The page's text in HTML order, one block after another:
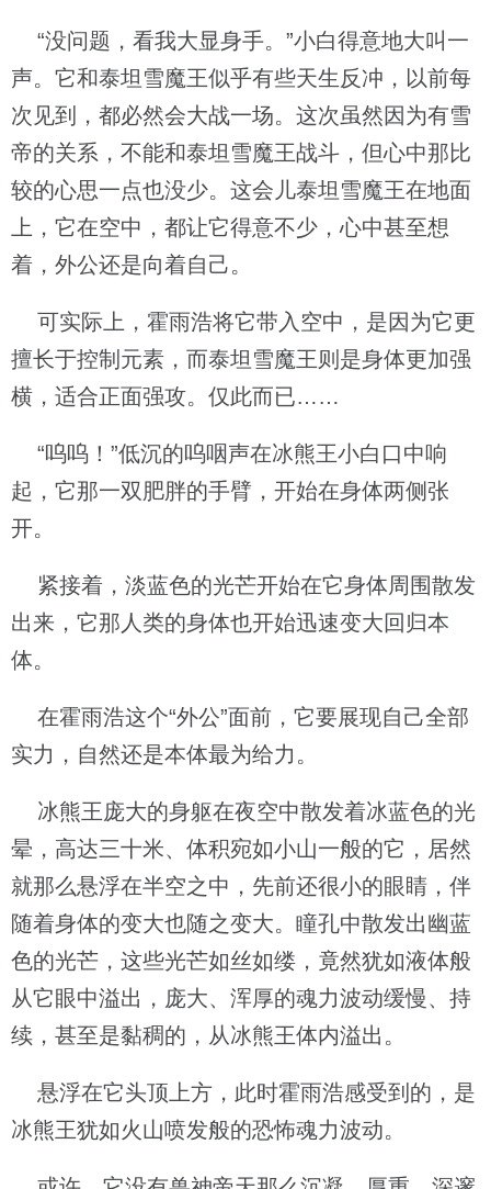
“没问题，看我大显身手。”小白得意地大叫一
声。它和泰坦雪魔王似乎有些天生反冲，以前每
次见到，都必然会大战一场。这次虽然因为有雪
帝的关系，不能和泰坦雪魔王战斗，但心中那比
较的心思一点也没少。这会儿泰坦雪魔王在地面
上，它在空中，都让它得意不少，心中甚至想
着，外公还是向着自己。
可实际上，霍雨浩将它带入空中，是因为它更
擅长于控制元素，而泰坦雪魔王则是身体更加强
横，适合正面强攻。仅此而已……
“呜呜！”低沉的呜咽声在冰熊王小白口中响
起，它那一双肥胖的手臂，开始在身体两侧张
开。
紧接着，淡蓝色的光芒开始在它身体周围散发
出来，它那人类的身体也开始迅速变大回归本
体。
在霍雨浩这个“外公”面前，它要展现自己全部
实力，自然还是本体最为给力。
冰熊王庞大的身躯在夜空中散发着冰蓝色的光
晕，高达三十米、体积宛如小山一般的它，居然
就那么悬浮在半空之中，先前还很小的眼睛，伴
随着身体的变大也随之变大。瞳孔中散发出幽蓝
色的光芒，这些光芒如丝如缕，竟然犹如液体般
从它眼中溢出，庞大、浑厚的魂力波动缓慢、持
续，甚至是黏稠的，从冰熊王体内溢出。
悬浮在它头顶上方，此时霍雨浩感受到的，是
冰熊王犹如火山喷发般的恐怖魂力波动。